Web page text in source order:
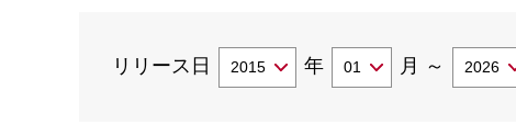
リリース日 年 月 ～